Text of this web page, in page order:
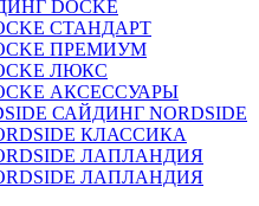
DOCKE
СТАНДАРТ
ПРЕМИУМ
ЛЮКС
АКСЕССУАРЫ
САЙДИНГ NORDSIDE
КЛАССИКА
ЛАПЛАНДИЯ
ЛАПЛАНДИЯ